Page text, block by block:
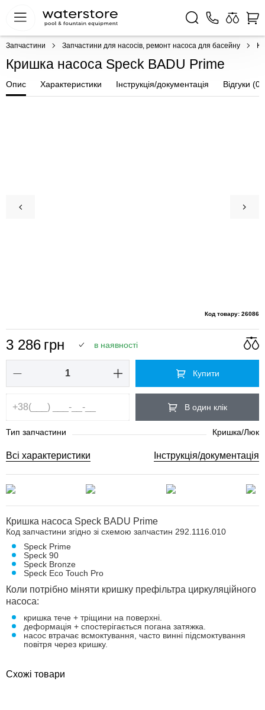
Запчастини Запчастини для насосів, ремонт насоса для басейну
Кришка насоса Speck BADU Prime
Опис Характеристики Інструкція/документація Відгуки (0)
Код товару: 26086
3 286 грн в наявності
Купити
В один клік
Тип запчастини Кришка/Люк
Всі характеристики Інструкція/документація
Кришка насоса Speck BADU Prime
Код запчастини згідно зі схемою запчастин 292.1116.010
Speck Prime
Speck 90
Speck Bronze
Speck Eco Touch Pro
Коли потрібно міняти кришку префільтра циркуляційного
насоса:
кришка тече + тріщини на поверхні.
деформація + спостерігається погана затяжка.
насос втрачає всмоктування, часто винні підсмоктування
повітря через кришку.
Схожі товари